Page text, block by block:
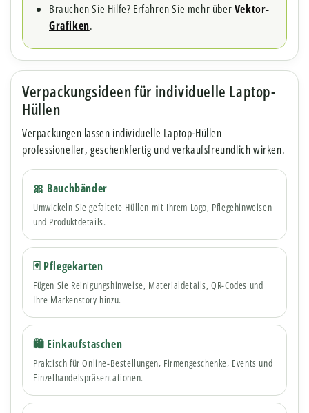
Brauchen Sie Hilfe? Erfahren Sie mehr überVektor-
Grafiken.
Verpackungsideen für individuelle Laptop-
Hüllen
Verpackungen lassen individuelle Laptop-Hüllen
professioneller, geschenkfertig und verkaufsfreundlich wirken.
🎀 Bauchbänder
Umwickeln Sie gefaltete Hüllen mit Ihrem Logo, Pflegehinweisen
und Produktdetails.
🃏 Pflegekarten
Fügen Sie Reinigungshinweise, Materialdetails, QR-Codes und
Ihre Markenstory hinzu.
🛍 Einkaufstaschen
Praktisch für Online-Bestellungen, Firmengeschenke, Events und
Einzelhandelspräsentationen.